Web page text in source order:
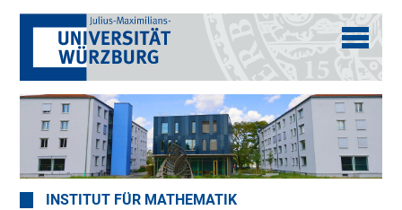
INSTITUT FÜR MATHEMATIK